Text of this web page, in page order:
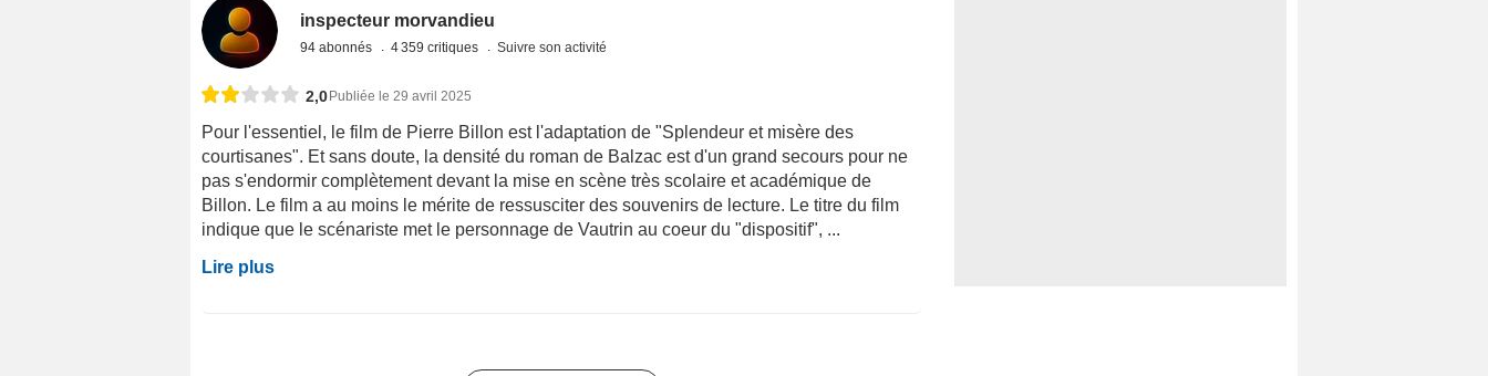
inspecteur morvandieu
94 abonnés 4 359 critiques Suivre son activité
2,0 Publiée le 29 avril 2025
Pour l'essentiel, le film de Pierre Billon est l'adaptation de "Splendeur et misère des
courtisanes". Et sans doute, la densité du roman de Balzac est d'un grand secours pour ne
pas s'endormir complètement devant la mise en scène très scolaire et académique de
Billon. Le film a au moins le mérite de ressusciter des souvenirs de lecture. Le titre du film
indique que le scénariste met le personnage de Vautrin au coeur du "dispositif", ...
Lire plus